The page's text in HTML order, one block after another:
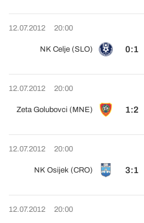
12.07.2012 20:00
NK Celje (SLO) 0:1
12.07.2012 20:00
Zeta Golubovci (MNE) 1:2
12.07.2012 20:00
NK Osijek (CRO) 3:1
12.07.2012 20:00